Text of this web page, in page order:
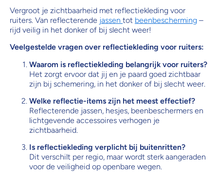
Vergroot je zichtbaarheid met reflectiekleding voor
ruiters. Van reflecterende jassen tot beenbescherming –
rijd veilig in het donker of bij slecht weer!
Veelgestelde vragen over reflectiekleding voor ruiters:
Waarom is reflectiekleding belangrijk voor ruiters?
Het zorgt ervoor dat jij en je paard goed zichtbaar
zijn bij schemering, in het donker of bij slecht weer.
Welke reflectie-items zijn het meest effectief?
Reflecterende jassen, hesjes, beenbeschermers en
lichtgevende accessoires verhogen je
zichtbaarheid.
Is reflectiekleding verplicht bij buitenritten?
Dit verschilt per regio, maar wordt sterk aangeraden
voor de veiligheid op openbare wegen.